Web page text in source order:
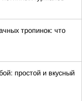
тропинок: что
простой и вкусный